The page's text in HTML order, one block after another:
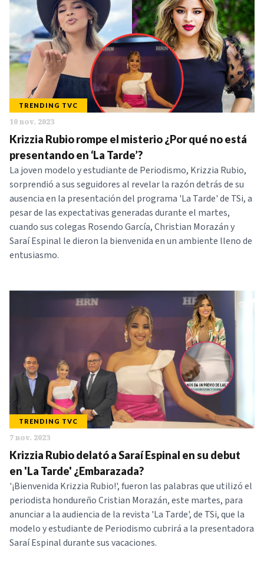
TRENDING TVC
10 nov. 2023
Krizzia Rubio rompe el misterio ¿Por qué no está
presentando en ‘La Tarde’?
La joven modelo y estudiante de Periodismo, Krizzia Rubio,
sorprendió a sus seguidores al revelar la razón detrás de su
ausencia en la presentación del programa 'La Tarde' de TSi, a
pesar de las expectativas generadas durante el martes,
cuando sus colegas Rosendo García, Christian Morazán y
Saraí Espinal le dieron la bienvenida en un ambiente lleno de
entusiasmo.
TRENDING TVC
7 nov. 2023
Krizzia Rubio delató a Saraí Espinal en su debut
en 'La Tarde' ¿Embarazada?
'¡Bienvenida Krizzia Rubio!', fueron las palabras que utilizó el
periodista hondureño Cristian Morazán, este martes, para
anunciar a la audiencia de la revista 'La Tarde', de TSi, que la
modelo y estudiante de Periodismo cubrirá a la presentadora
Saraí Espinal durante sus vacaciones.